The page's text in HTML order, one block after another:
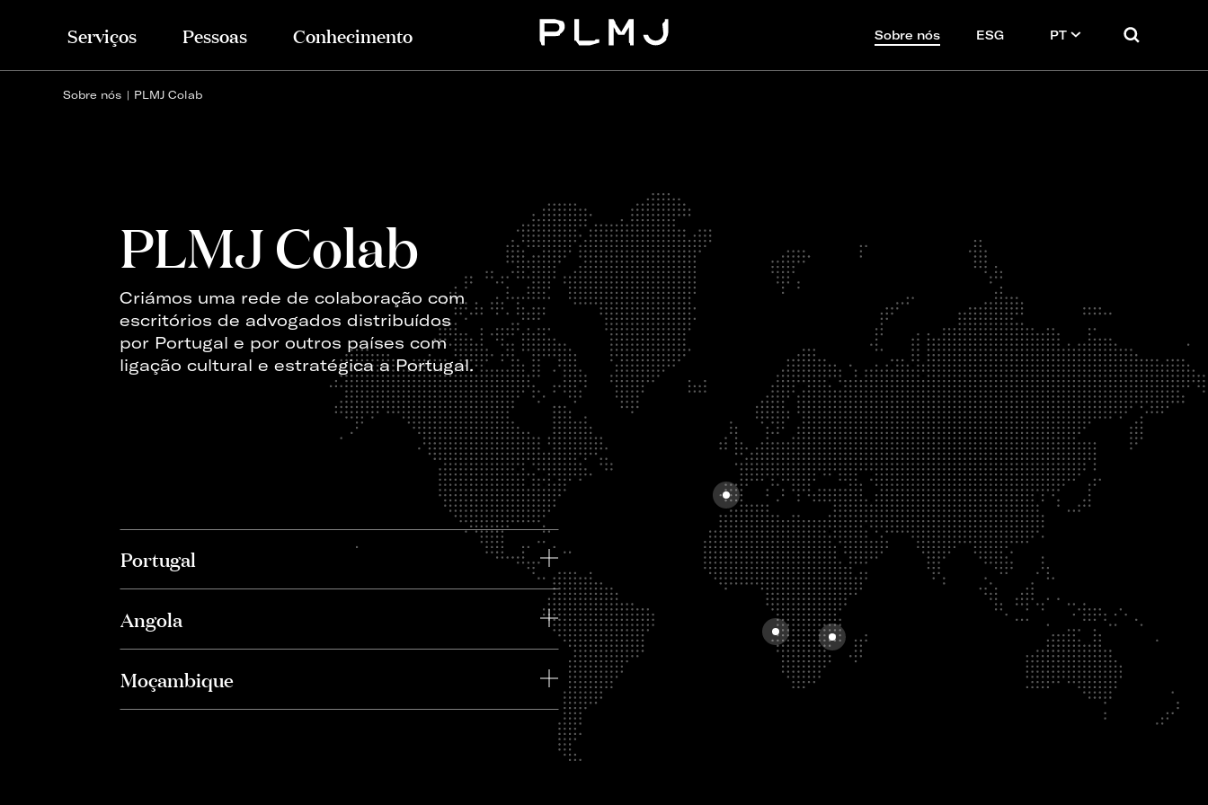
PLMJ
Serviços Pessoas Conhecimento Sobre nós ESG PT
Sobre nós PLMJ Colab
Portugal
Angola Moçambique
PLMJ Colab
Criámos uma rede de colaboração com
escritórios de advogados distribuídos
por Portugal e por outros países com
ligação cultural e estratégica a Portugal.
Portugal
Angola
Moçambique